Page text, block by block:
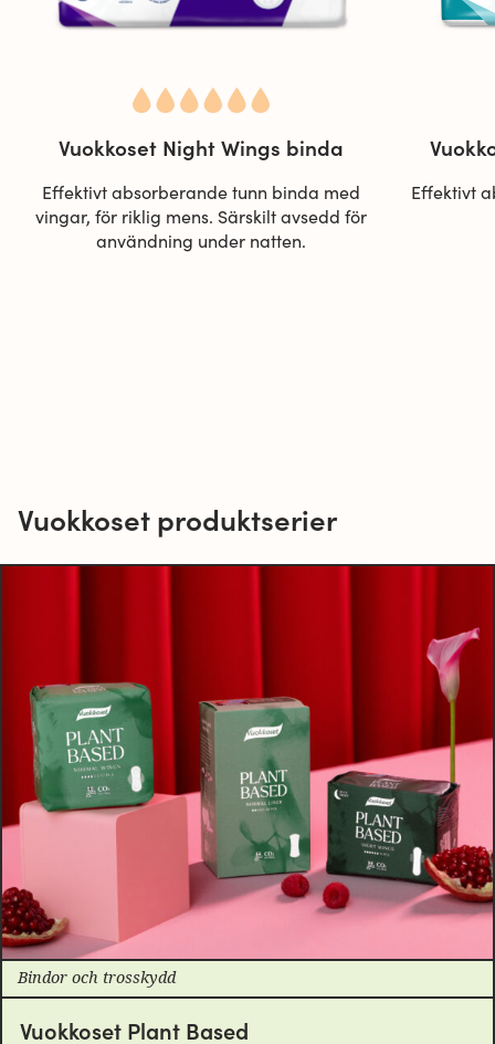
Vuokkoset Night Wings binda
Effektivt absorberande tunn binda med
vingar, för riklig mens. Särskilt avsedd för
användning under natten.
Effektivt
Vuokkoset produktserier
Bindor och trosskydd
Vuokkoset Plant Based